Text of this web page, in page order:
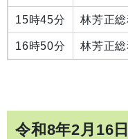
15時45分 林芳正
16時50分 林芳正
令和8年2月16